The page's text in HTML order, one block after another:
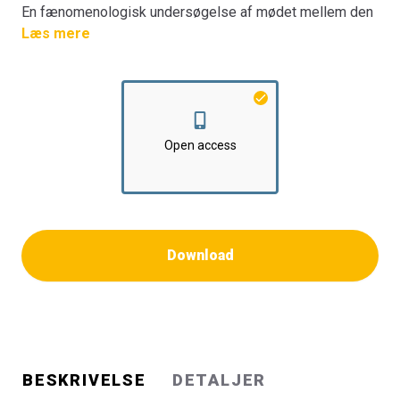
En fænomenologisk undersøgelse af mødet mellem den
voksne borger med intellektuel funktionsnedsættelse og
Det Tekniske Fakultet for IT og Design
Læs mere
Open access
Download
BESKRIVELSE DETALJER